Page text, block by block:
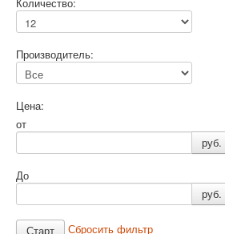
Производитель:
Цена:
от
руб.
До
руб.
Сбросить фильтр